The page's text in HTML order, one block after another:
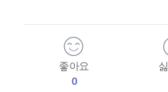
좋아요
0